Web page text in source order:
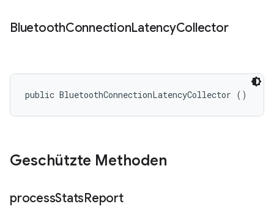
BluetoothConnectionLatencyCollector
public BluetoothConnectionLatencyCollector ()
Geschützte Methoden
processStatsReport